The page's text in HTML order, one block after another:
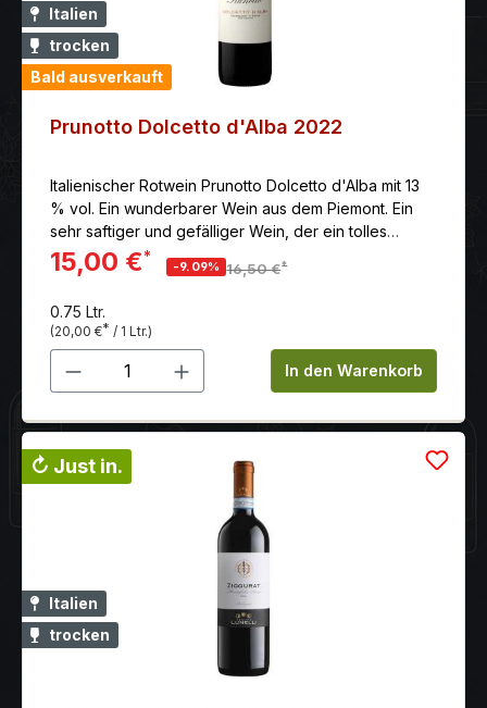
Italien
trocken
Bald ausverkauft
Prunotto Dolcetto d'Alba 2022
Italienischer Rotwein Prunotto Dolcetto d'Alba mit 13
% vol. Ein wunderbarer Wein aus dem Piemont. Ein
sehr saftiger und gefälliger Wein, der ein tolles
Gleichgewicht zwischen Frucht, Säure, Mineralität und
Frische bietet.
15,00 €*
-9.09% 16,50 €*
0.75 Ltr.
(20,00 €* / 1 Ltr.)
Produkt Anzahl: Gib denIn den Warenkorb
↻ Just in.
Italien
trocken